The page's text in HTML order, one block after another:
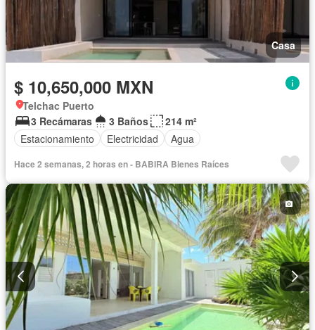
Casa
$ 10,650,000 MXN
Telchac Puerto
3 Recámaras
3 Baños
214 m²
Estacionamiento
Electricidad Agua
Hace 2 semanas, 2 horas en - BABIRA Bienes Raíces